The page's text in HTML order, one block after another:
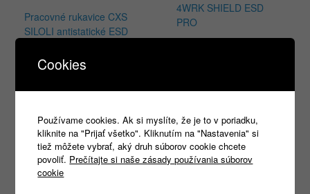
Pracovné rukavice CXS
SILOLI antistatické ESD
1,02€ s DPH
Výber možností
4WRK SHIELD ESD
PRO
Products
search
Cookies
Používame cookies. Ak si myslíte, že je to v poriadku,
kliknite na "Prijať všetko". Kliknutím na "Nastavenia" si
tiež môžete vybrať, aký druh súborov cookie chcete
povoliť. Prečítajte si naše zásady používania súborov
cookie